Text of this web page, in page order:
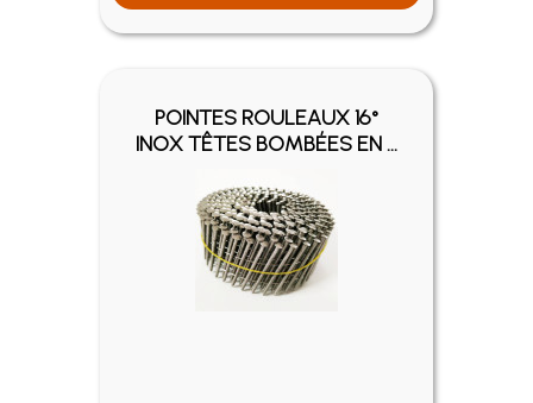
POINTES ROULEAUX 16°
INOX TÊTES BOMBÉES EN ...